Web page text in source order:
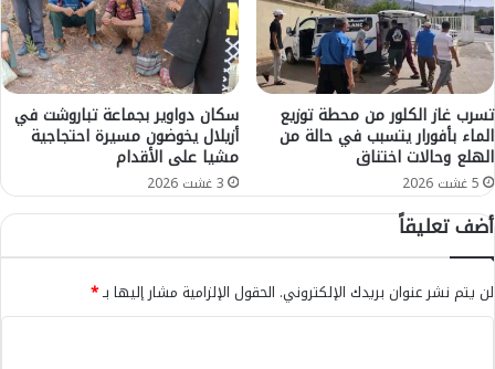
ع
ة
ا
ل
م
غ
ر
ب
ل
ا
خ
ل
ي
ا
ء
ه
ا
ل
ل
س
ر
ة
ل
ف
تسرب غاز الكلور من محطة توزيع
الماء بأفورار يتسبب في حالة من
الهلع وحالات اختناق
5 غشت 2026
سكان دواوير بجماعة تباروشت في
أزيلال يخوضون مسيرة احتجاجية
مشيا على الأقدام
3 غشت 2026
أضف تعليقاً
لن يتم نشر عنوان بريدك الإلكتروني. الحقول الإلزامية مشار إليها بـ*